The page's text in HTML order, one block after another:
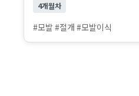
4개월차
#모발 #절개 #모발이식